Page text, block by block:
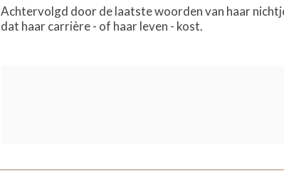
Achtervolgd door de laatste woorden van haar
dat haar carrière - of haar leven - kost.